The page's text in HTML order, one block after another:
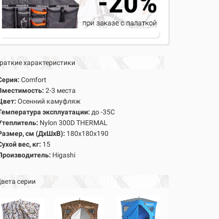
характеристики
Comfort
2-3 места
Осенний камуфляж
эксплуатации: до -35С
Nylon 300D THERMAL
см (ДхШхВ): 180х180х190
вес, кг: 15
Higashi
серии